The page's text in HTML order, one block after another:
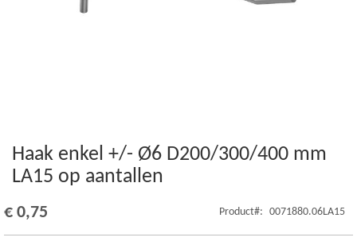
Ga
naar
het
van
Haak enkel +/- Ø6 D200/300/400 mm
LA15 op aantallen
€ 0,75 Product 0071880.06LA15